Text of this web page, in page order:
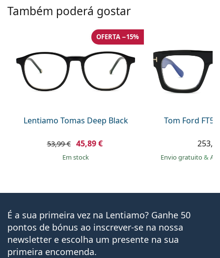
Também poderá gostar
Lentiamo Tomas Deep Black
OFERTA −15%
53,99 € 45,89 €
em stock
Tom Ford
Envio gratuito&
É a sua primeira vez na Lentiamo? Ganhe 50
pontos de bónus ao inscrever-se na nossa
newsletter e escolha um presente na sua
primeira encomenda.